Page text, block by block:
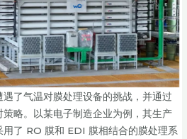
了气温对膜处理设备的挑战，并通过
略。以某电子制造企业为例，其生产
用了 RO 膜和 EDI 膜相结合的膜处理系